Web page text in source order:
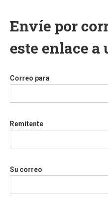
Envíe por
este enlace a
Correo para
Remitente
Su correo